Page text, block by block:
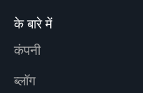
के बारे में
कंपनी
ब्लॉग